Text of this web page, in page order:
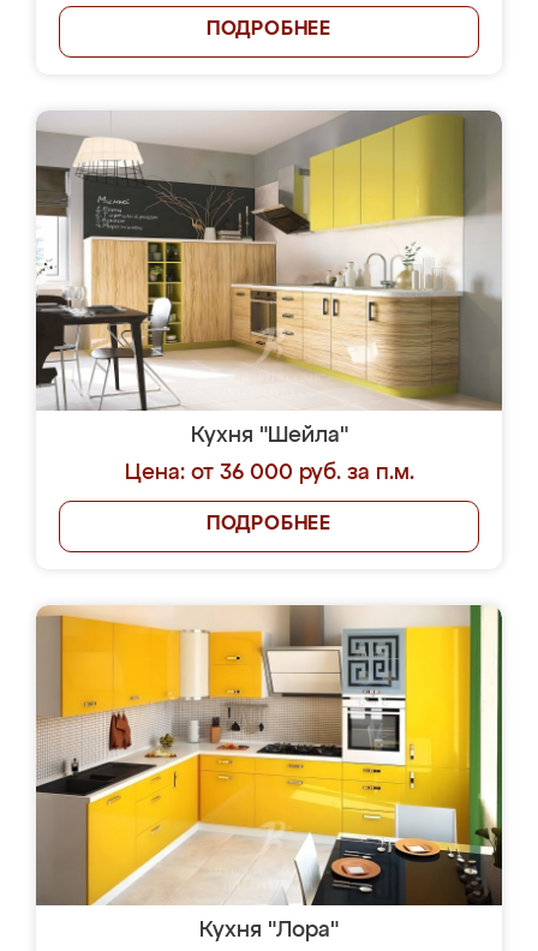
ПОДРОБНЕЕ
Кухня "Шейла"
Цена: от 36 000 руб. за п.м.
ПОДРОБНЕЕ
Кухня "Лора"